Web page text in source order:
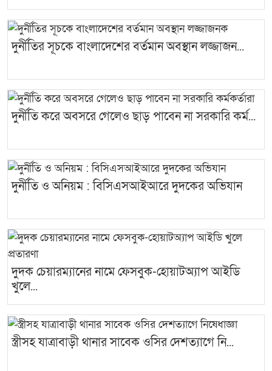
দুর্নীতির সূচকে বাংলাদেশের বর্তমান অবস্থান লজ্জাজন...
দুর্নীতি করে অবসরে গেলেও ছাড় পাবেন না সরকারি কর্ম...
দুর্নীতি ও অনিয়ম : বিসিএসআইআরে দুদকের অভিযান
দুদক চেয়ারম্যানের নামে ফেসবুক-হোয়াটঅ্যাপ আইডি
খুলে...
স্ত্রীসহ যাত্রাবাড়ী থানার সাবেক ওসির দেশত্যাগে নি...